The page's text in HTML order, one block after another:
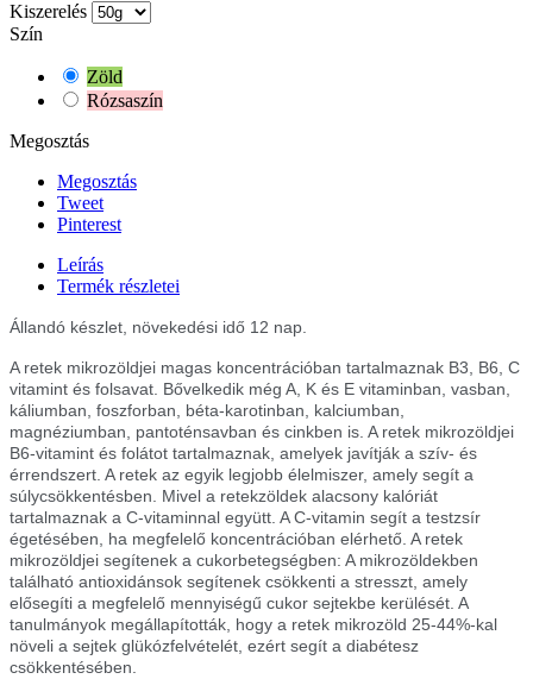
Kiszerelés
Szín
Zöld
Rózsaszín
Megosztás
Megosztás
Tweet
Pinterest
Leírás
Termék részletei
Állandó készlet, növekedési idő 12 nap.
A retek mikrozöldjei magas koncentrációban tartalmaznak B3, B6, C
vitamint és folsavat. Bővelkedik még A, K és E vitaminban, vasban,
káliumban, foszforban, béta-karotinban, kalciumban,
magnéziumban, pantoténsavban és cinkben is. A retek mikrozöldjei
B6-vitamint és folátot tartalmaznak, amelyek javítják a szív- és
érrendszert. A retek az egyik legjobb élelmiszer, amely segít a
súlycsökkentésben. Mivel a retekzöldek alacsony kalóriát
tartalmaznak a C-vitaminnal együtt. A C-vitamin segít a testzsír
égetésében, ha megfelelő koncentrációban elérhető. A retek
mikrozöldjei segítenek a cukorbetegségben: A mikrozöldekben
található antioxidánsok segítenek csökkenti a stresszt, amely
elősegíti a megfelelő mennyiségű cukor sejtekbe kerülését. A
tanulmányok megállapították, hogy a retek mikrozöld 25-44%-kal
növeli a sejtek glükózfelvételét, ezért segít a diabétesz
csökkentésében.